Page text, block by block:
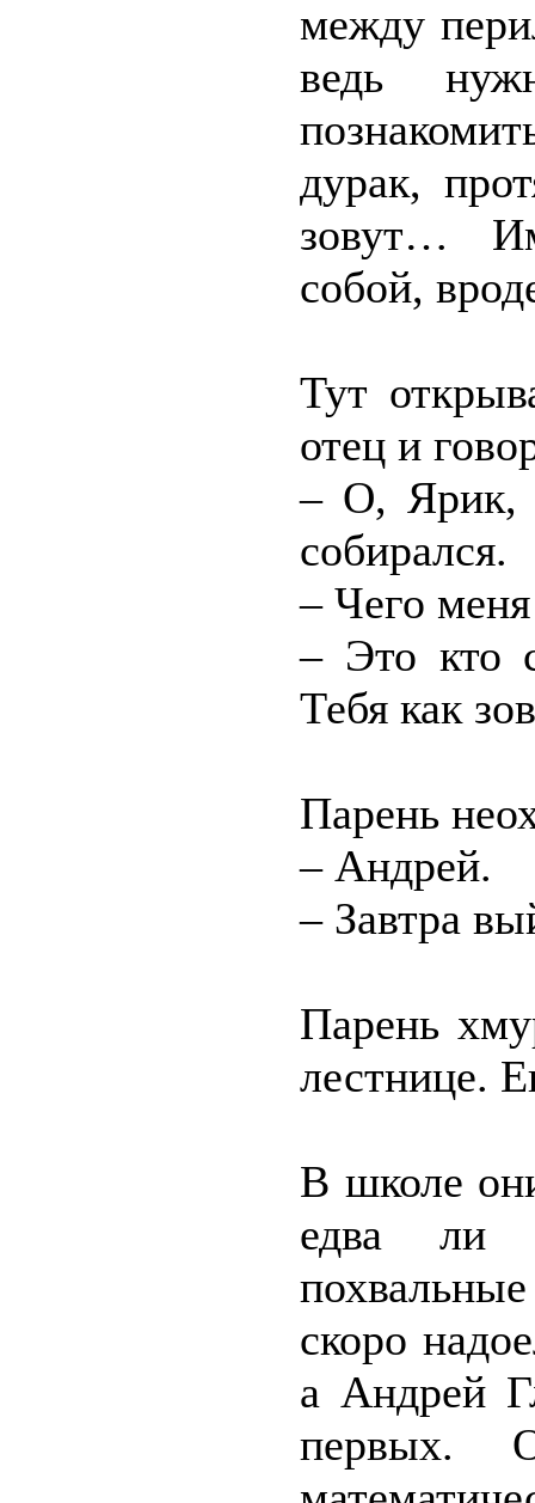
между
ведь
дурак,
зовут…
собой,
Тут
отец и
– О, Ярик,
собирался.
– Чего
– Это кто
Тебя как
Парень
– Андрей.
– Завтра
Парень
лестнице.
В школе
едва ли
скоро
а Андрей
первых.